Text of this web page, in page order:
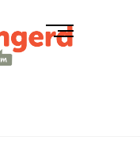
de
M
e